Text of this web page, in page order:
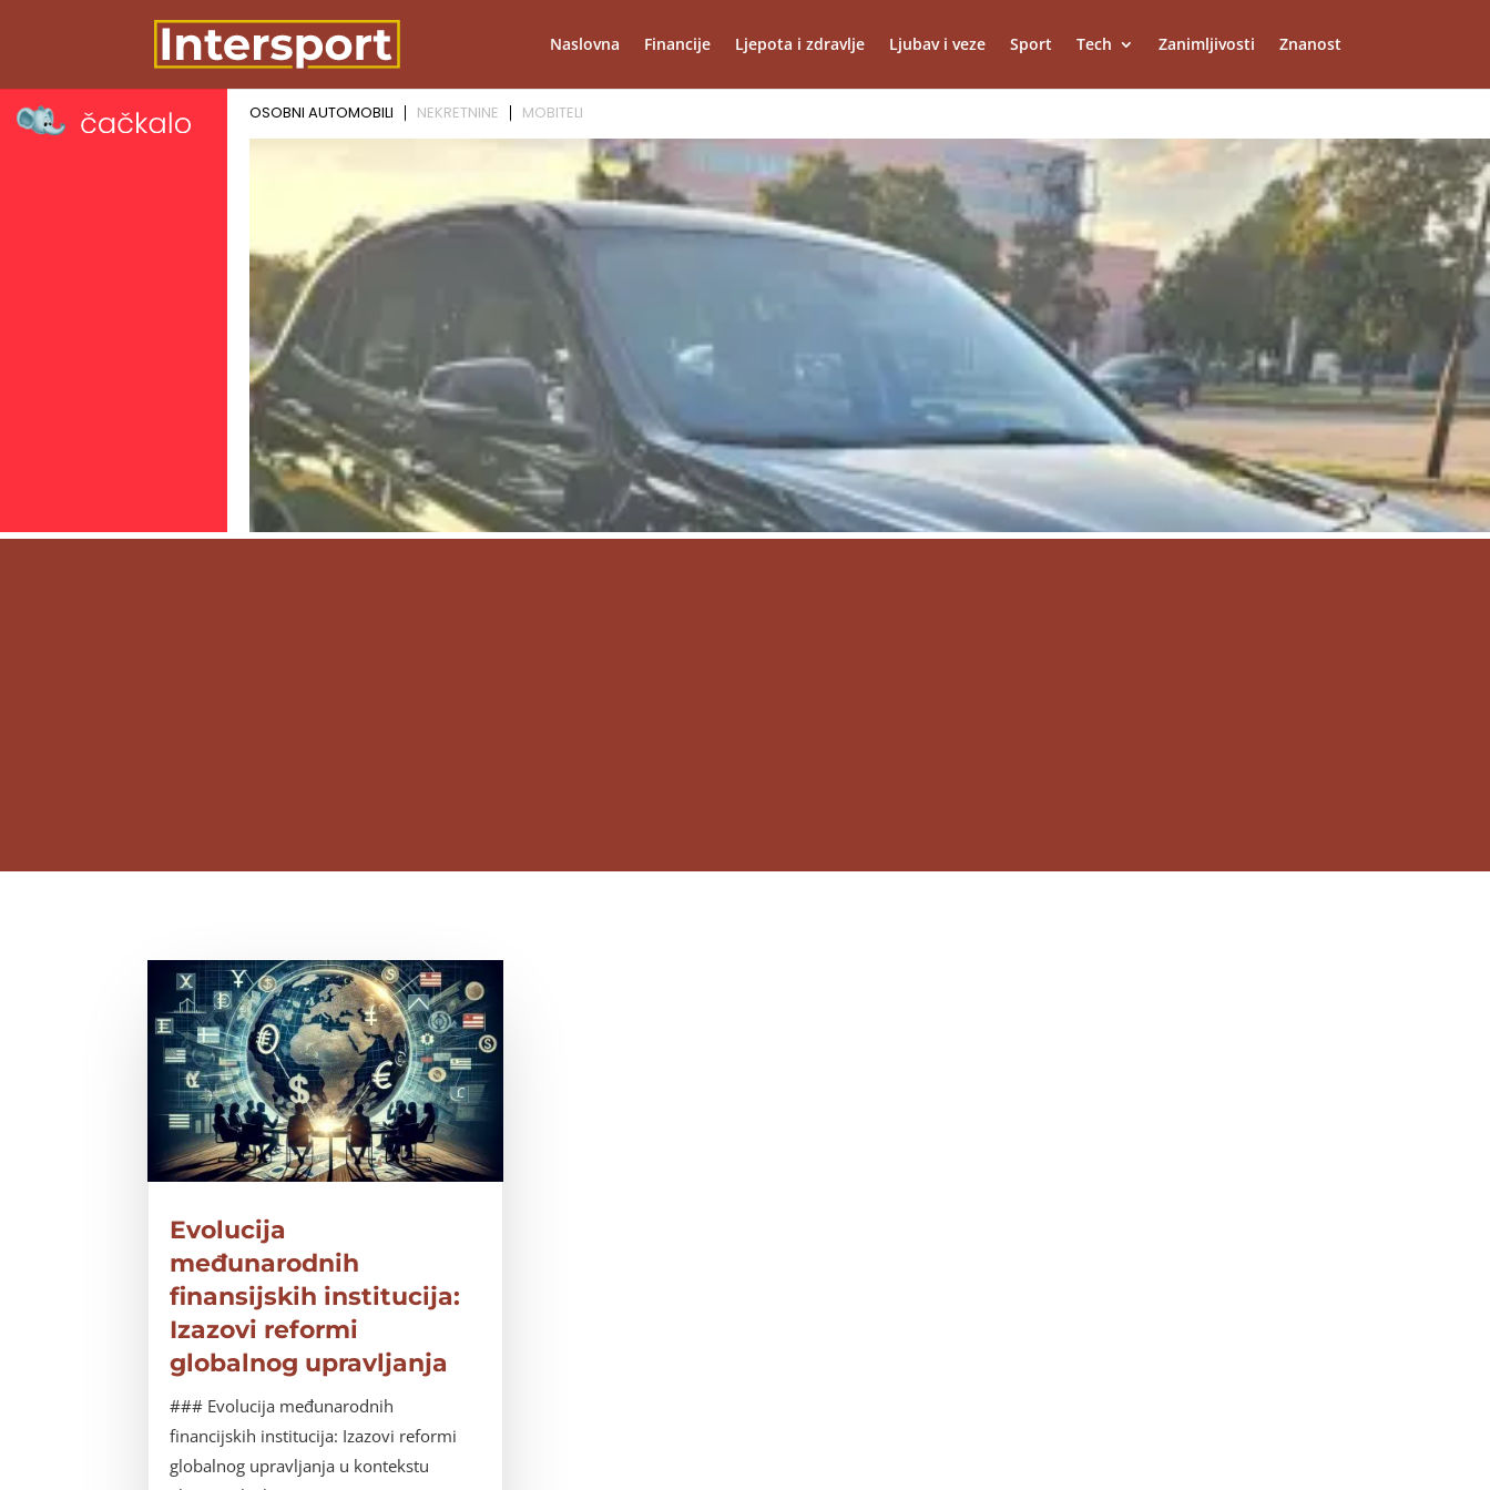
Naslovna Financije Ljepota i zdravlje Ljubav i veze Sport Tech Zanimljivosti Znanost
Evolucija
međunarodnih
finansijskih institucija:
Izazovi reformi
globalnog upravljanja
### Evolucija međunarodnih
financijskih institucija: Izazovi reformi
globalnog upravljanja u kontekstu